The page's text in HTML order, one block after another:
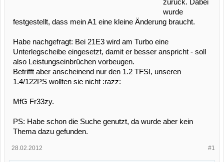
zurück. Dabei
wurde
festgestellt, dass mein A1 eine kleine Änderung braucht.
Habe nachgefragt: Bei 21E3 wird am Turbo eine
Unterlegscheibe eingesetzt, damit er besser anspricht - soll
also Leistungseinbrüchen vorbeugen.
Betrifft aber anscheinend nur den 1.2 TFSI, unseren
1.4/122PS wollten sie nicht :razz:
MfG Fr33zy.
PS: Habe schon die Suche genutzt, da wurde aber kein
Thema dazu gefunden.
#1
28.02.2012